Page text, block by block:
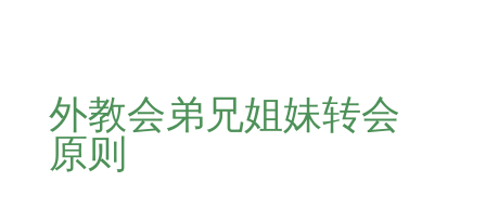
外教会弟兄姐妹转会
原则